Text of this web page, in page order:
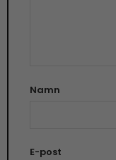
Namn
E-post